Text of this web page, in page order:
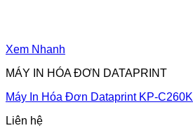
Xem Nhanh
MÁY IN HÓA ĐƠN DATAPRINT
Máy In Hóa Đơn Dataprint KP-C260K
Liên hệ